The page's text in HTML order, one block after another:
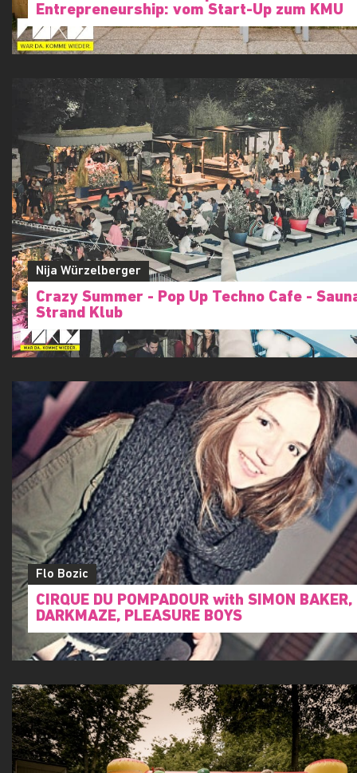
Entrepreneurship: vom Start-Up zum KMU
Nija Würzelberger
Crazy Summer - Pop Up Techno Cafe -
Strand Klub
Flo Bozic
CIRQUE DU POMPADOUR with SIMON BAKER,
DARKMAZE, PLEASURE BOYS